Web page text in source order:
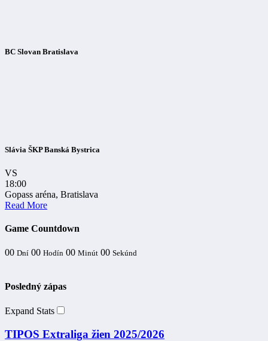
BC Slovan Bratislava
Slávia ŠKP Banská Bystrica
VS
18:00
Gopass aréna, Bratislava
Read More
Game Countdown
00 Dní 00 Hodín 00 Minút 00 Sekúnd
Posledný zápas
Expand Stats
TIPOS Extraliga žien 2025/2026